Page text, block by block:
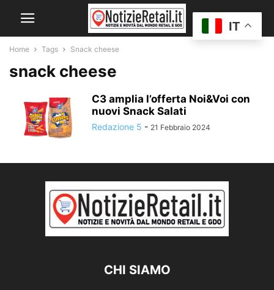
Home Tags Snack cheese
snack cheese
C3 amplia l’offerta Noi&Voi con
nuovi Snack Salati
Redazione 5 - 21 Febbraio 2024
CHI SIAMO
IT